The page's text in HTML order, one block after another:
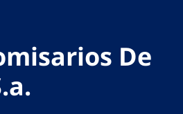
De